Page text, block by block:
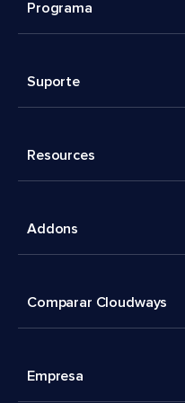
Programa
Suporte
Resources
Addons
Comparar Cloudways
Empresa